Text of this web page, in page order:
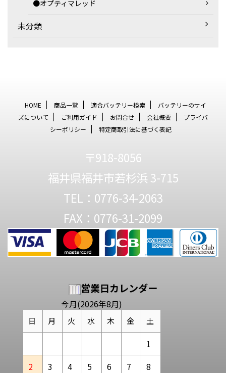
●オプティマレッド
未分類
HOME 商品一覧 適合バッテリー検索
バッテリーのサイ
ズについて
ご利用ガイド お問合せ 会社概要
プライバ
シーポリシー
特定商取引法に基づく表記
〒918-8056
福井県福井市若杉浜 3-715
TEL：0776-34-2063
FAX：0776-31-2099
営業日カレンダー
今月(2026年8月)
日 月 火 水 木 金 土
1
2
3 4 5 6 7
8